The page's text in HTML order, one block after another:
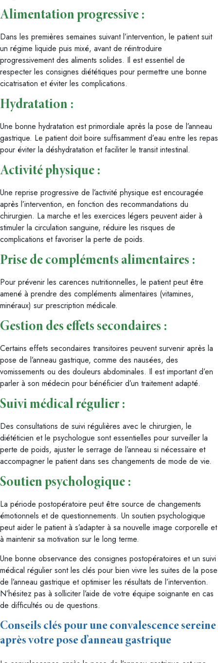
Alimentation progressive :
Dans les premières semaines suivant l’intervention, le patient suit
un régime liquide puis mixé, avant de réintroduire
progressivement des aliments solides. Il est essentiel de
respecter les consignes diététiques pour permettre une bonne
cicatrisation et éviter les complications.
Hydratation :
Une bonne hydratation est primordiale après la pose de l’anneau
gastrique. Le patient doit boire suffisamment d’eau entre les repas
pour éviter la déshydratation et faciliter le transit intestinal.
Activité physique :
Une reprise progressive de l’activité physique est encouragée
après l’intervention, en fonction des recommandations du
chirurgien. La marche et les exercices légers peuvent aider à
stimuler la circulation sanguine, réduire les risques de
complications et favoriser la perte de poids.
Prise de compléments alimentaires :
Pour prévenir les carences nutritionnelles, le patient peut être
amené à prendre des compléments alimentaires (vitamines,
minéraux) sur prescription médicale.
Gestion des effets secondaires :
Certains effets secondaires transitoires peuvent survenir après la
pose de l’anneau gastrique, comme des nausées, des
vomissements ou des douleurs abdominales. Il est important d’en
parler à son médecin pour bénéficier d’un traitement adapté.
Suivi médical régulier :
Des consultations de suivi régulières avec le chirurgien, le
diététicien et le psychologue sont essentielles pour surveiller la
perte de poids, ajuster le serrage de l’anneau si nécessaire et
accompagner le patient dans ses changements de mode de vie.
Soutien psychologique :
La période postopératoire peut être source de changements
émotionnels et de questionnements. Un soutien psychologique
peut aider le patient à s’adapter à sa nouvelle image corporelle et
à maintenir sa motivation sur le long terme.
Une bonne observance des consignes postopératoires et un suivi
médical régulier sont les clés pour bien vivre les suites de la pose
de l’anneau gastrique et optimiser les résultats de l’intervention.
N’hésitez pas à solliciter l’aide de votre équipe soignante en cas
de difficultés ou de questions.
Conseils clés pour une convalescence sereine
après votre pose d’anneau gastrique